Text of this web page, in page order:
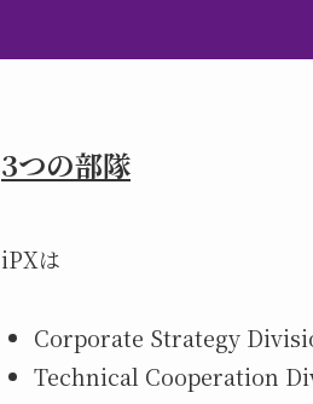
3つの部隊
iPXは
Corporate Strategy
Technical Cooperation